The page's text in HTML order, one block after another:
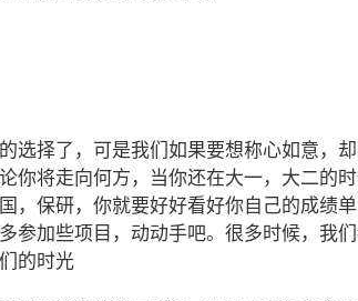
选择了，可是我们如果要想称心如意，
你将走向何方，当你还在大一，大二的
，保研，你就要好好看好你自己的成绩
参加些项目，动动手吧。很多时候，我们
的时光